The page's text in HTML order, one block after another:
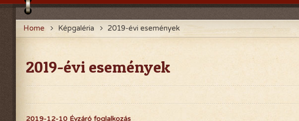
2024-évi események
2022-évi események
2020-évi események
Gyümölcsöskert
Díszkert
Home Képgaléria 2019-évi események
2019-évi események
2019-12-10 Évzáró foglalkozás